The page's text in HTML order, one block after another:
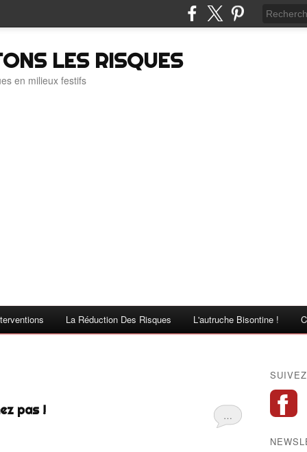
LES RISQUES
en milieux festifs
La Réduction Des Risques L'autruche Bisontine !
…
pas !